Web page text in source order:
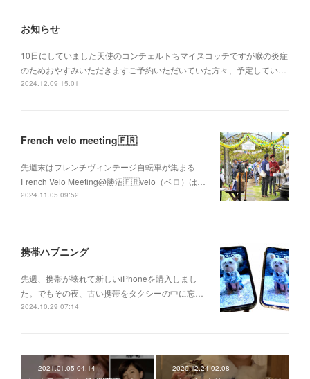
お知らせ
10日にしていました天使のコンチェルトちマイスコッチですが喉の炎症
のためおやすみいただきますご予約いただいていた方々、予定してい…
2024.12.09 15:01
French velo meeting🇫🇷
先週末はフレンチヴィンテージ自転車が集まる
French Velo Meeting@勝沼🇫🇷velo（ベロ）は…
2024.11.05 09:52
携帯ハプニング
先週、携帯が壊れて新しいiPhoneを購入しまし
た。でもその夜、古い携帯をタクシーの中に忘…
2024.10.29 07:14
2021.01.05 04:14 2020.12.24 02:08